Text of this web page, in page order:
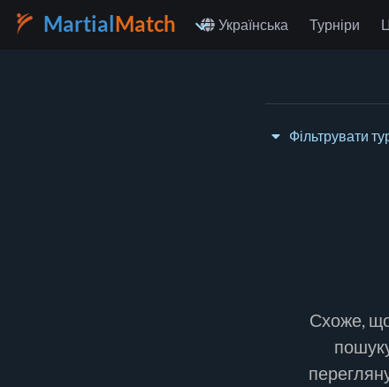
Martial Match Українська Турніри
Фільтрувати
Тип турніру:
Схоже, що